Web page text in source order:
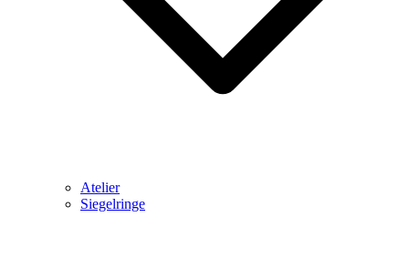
Atelier
Siegelringe